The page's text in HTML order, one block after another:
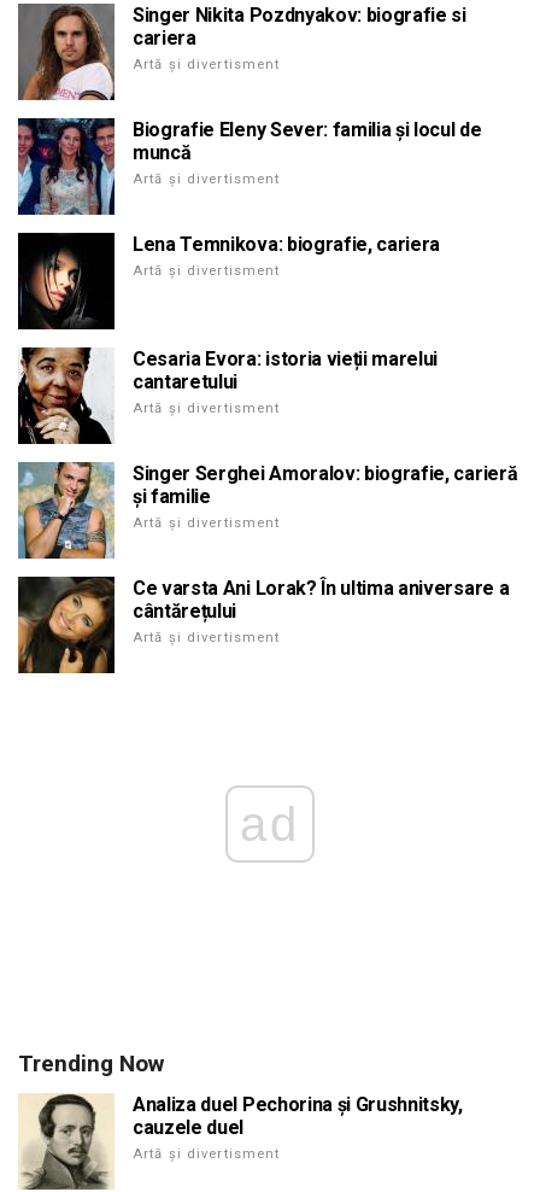
Singer Nikita Pozdnyakov: biografie si
cariera
Artă și divertisment
Biografie Eleny Sever: familia și locul de
muncă
Artă și divertisment
Lena Temnikova: biografie, cariera
Artă și divertisment
Cesaria Evora: istoria vieții marelui
cantaretului
Artă și divertisment
Singer Serghei Amoralov: biografie, carieră
și familie
Artă și divertisment
Ce varsta Ani Lorak? În ultima aniversare a
cântărețului
Artă și divertisment
ad
Trending Now
Analiza duel Pechorina și Grushnitsky,
cauzele duel
Artă și divertisment